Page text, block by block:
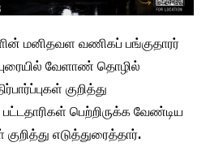
மனிதவள வணிகப் பங்குதாரர்
வேளாண் தொழில்
குறித்து
பெற்றிருக்க வேண்டிய
எடுத்துரைத்தார்.